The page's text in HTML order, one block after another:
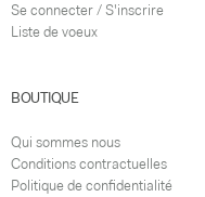
Se connecter / S'inscrire
Liste de voeux
BOUTIQUE
Qui sommes nous
Conditions contractuelles
Politique de confidentialité